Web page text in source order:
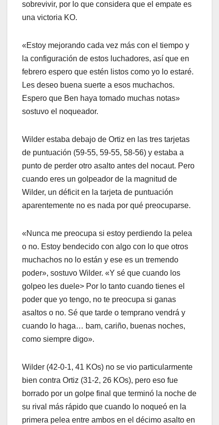
sobrevivir, por lo que considera que el empate es
una victoria KO.
«Estoy mejorando cada vez más con el tiempo y
la configuración de estos luchadores, así que en
febrero espero que estén listos como yo lo estaré.
Les deseo buena suerte a esos muchachos.
Espero que Ben haya tomado muchas notas»
sostuvo el noqueador.
Wilder estaba debajo de Ortiz en las tres tarjetas
de puntuación (59-55, 59-55, 58-56) y estaba a
punto de perder otro asalto antes del nocaut. Pero
cuando eres un golpeador de la magnitud de
Wilder, un déficit en la tarjeta de puntuación
aparentemente no es nada por qué preocuparse.
«Nunca me preocupa si estoy perdiendo la pelea
o no. Estoy bendecido con algo con lo que otros
muchachos no lo están y ese es un tremendo
poder», sostuvo Wilder. «Y sé que cuando los
golpeo les duele> Por lo tanto cuando tienes el
poder que yo tengo, no te preocupa si ganas
asaltos o no. Sé que tarde o temprano vendrá y
cuando lo haga… bam, cariño, buenas noches,
como siempre digo».
Wilder (42-0-1, 41 KOs) no se vio particularmente
bien contra Ortiz (31-2, 26 KOs), pero eso fue
borrado por un golpe final que terminó la noche de
su rival más rápido que cuando lo noqueó en la
primera pelea entre ambos en el décimo asalto en